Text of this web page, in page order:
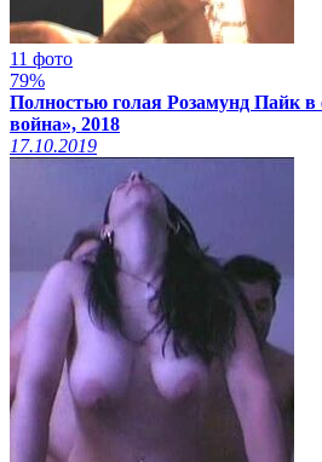
11 фото
79%
Полностью голая Розамунд Пайк
война», 2018
17.10.2019